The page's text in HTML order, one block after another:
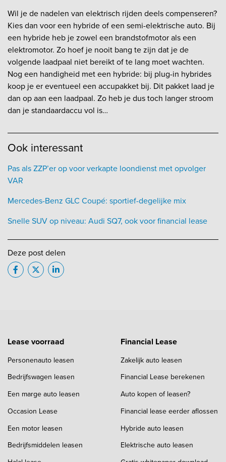
Ook interessant
Pas als ZZP’er op voor verkapte loondienst met opvolger
VAR
Mercedes-Benz GLC Coupé: sportief-degelijke mix
Snelle SUV op niveau: Audi SQ7, ook voor financial lease
Deze post delen
Wil je de nadelen van elektrisch rijden deels compenseren?
Kies dan voor een hybride of een semi-elektrische auto. Bij
een hybride heb je zowel een brandstofmotor als een
elektromotor. Zo hoef je nooit bang te zijn dat je de
volgende laadpaal niet bereikt of te lang moet wachten.
Nog een handigheid met een hybride: bij plug-in hybrides
koop je er eventueel een accupakket bij. Dit pakket laad je
dan op aan een laadpaal. Zo heb je dus toch langer stroom
dan je standaardaccu vol is…
Lease voorraad
Personenauto leasen
Bedrijfswagen leasen
Een marge auto leasen
Occasion Lease
Een motor leasen
Bedrijfsmiddelen leasen
Financial Lease
Zakelijk auto leasen
Financial Lease berekenen
Auto kopen of leasen?
Financial lease eerder aflossen
Hybride auto leasen
Elektrische auto leasen